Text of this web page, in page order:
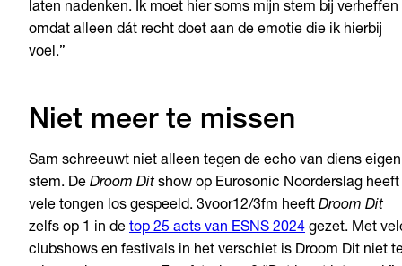
laten nadenken. Ik moet hier soms mijn stem bij verheffen
omdat alleen dát recht doet aan de emotie die ik hierbij
voel.”
Niet meer te missen
Sam schreeuwt niet alleen tegen de echo van diens eigen
stem. De Droom Dit show op Eurosonic Noorderslag heeft
vele tongen los gespeeld. 3voor12/3fm heeft Droom Dit
zelfs op 1 in de top 25 acts van ESNS 2024 gezet. Met
clubshows en festivals in het verschiet is Droom Dit niet